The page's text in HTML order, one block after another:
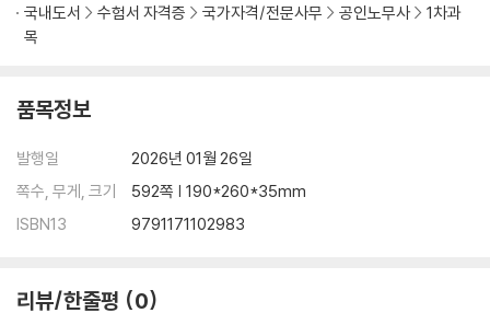
국내도서
수험서 자격증 국가자격/전문사무 공인노무사
1차과
목
품목정보
발행일
2026년 01월 26일
쪽수, 무게, 크기
592쪽 | 190*260*35mm
ISBN13
9791171102983
리뷰/한줄평 0